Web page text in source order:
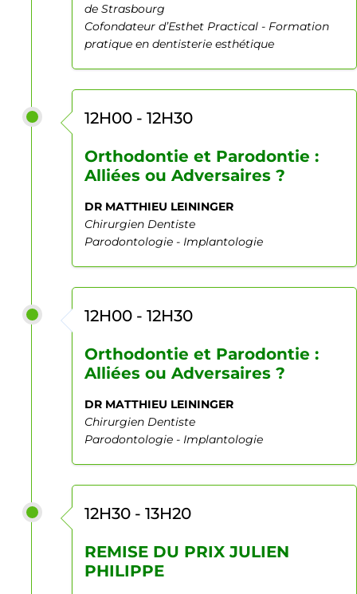
de Strasbourg
Cofondateur d’Esthet Practical - Formation
pratique en dentisterie esthétique
12H00 - 12H30
Orthodontie et Parodontie :
Alliées ou Adversaires ?
DR MATTHIEU LEININGER
Chirurgien Dentiste
Parodontologie - Implantologie
12H00 - 12H30
Orthodontie et Parodontie :
Alliées ou Adversaires ?
DR MATTHIEU LEININGER
Chirurgien Dentiste
Parodontologie - Implantologie
12H30 - 13H20
REMISE DU PRIX JULIEN
PHILIPPE